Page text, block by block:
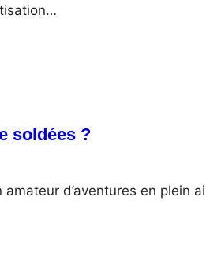
soldées ?
d’aventures en plein